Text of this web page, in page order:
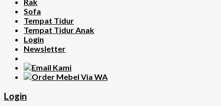
Sofa
Tempat Tidur
Tempat Tidur Anak
Login
Newsletter
Login